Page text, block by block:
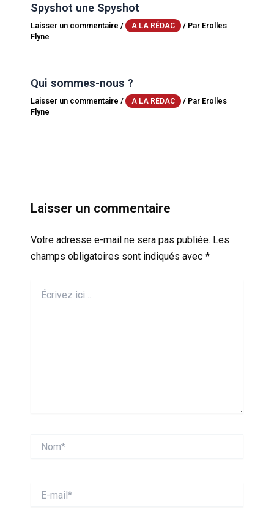
Spyshot une Spyshot
Laisser un commentaire / A LA RÉDAC / Par Erolles
Flyne
Qui sommes-nous ?
Laisser un commentaire / A LA RÉDAC / Par Erolles
Flyne
Laisser un commentaire
Votre adresse e-mail ne sera pas publiée. Les
champs obligatoires sont indiqués avec *
ici…
mail*